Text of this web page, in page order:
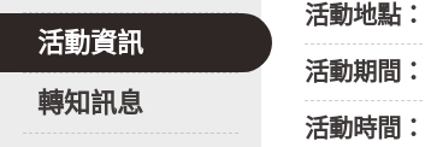
活動資訊
轉知訊息
活動地點：
活動期間：
活動時間：